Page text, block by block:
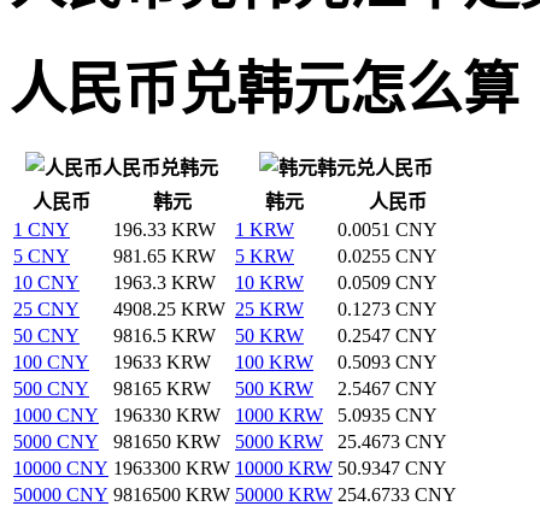
人民币兑韩元怎么算
人民币兑韩元
韩元兑人民币
人民币
韩元 韩元
人民币
1 CNY
196.33 KRW 1 KRW
0.0051 CNY
5 CNY
981.65 KRW 5 KRW
0.0255 CNY
10 CNY
1963.3 KRW 10 KRW
0.0509 CNY
25 CNY
4908.25 KRW 25 KRW
0.1273 CNY
50 CNY
9816.5 KRW 50 KRW
0.2547 CNY
100 CNY
19633 KRW 100 KRW
0.5093 CNY
500 CNY
98165 KRW 500 KRW
2.5467 CNY
1000 CNY
196330 KRW 1000 KRW
5.0935 CNY
5000 CNY
981650 KRW 5000 KRW
25.4673 CNY
10000 CNY 1963300 KRW 10000 KRW 50.9347 CNY
50000 CNY 9816500 KRW 50000 KRW 254.6733 CNY